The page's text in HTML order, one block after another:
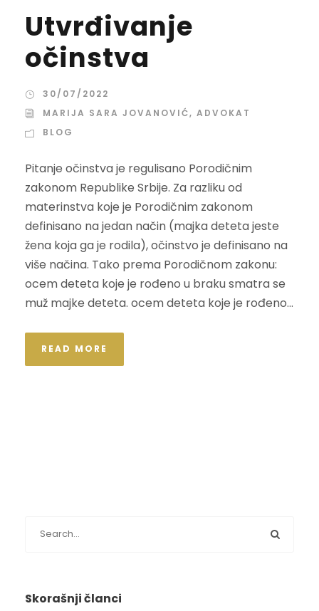
Utvrđivanje
očinstva
30/07/2022
MARIJA SARA JOVANOVIĆ, ADVOKAT
BLOG
Pitanje očinstva je regulisano Porodičnim
zakonom Republike Srbije. Za razliku od
materinstva koje je Porodičnim zakonom
definisano na jedan način (majka deteta jeste
žena koja ga je rodila), očinstvo je definisano na
više načina. Tako prema Porodičnom zakonu:
ocem deteta koje je rođeno u braku smatra se
muž majke deteta. ocem deteta koje je rođeno...
READ MORE
Skorašnji članci